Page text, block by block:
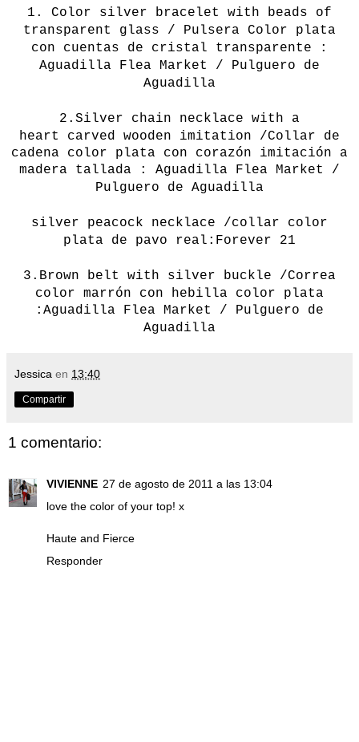
1. Color silver bracelet with beads of
transparent glass / Pulsera Color plata
con cuentas de cristal transparente :
Aguadilla Flea Market / Pulguero de
Aguadilla
2. Silver chain necklace
with a
heart
carved wooden
imitation /Collar de
cadena color plata con corazón imitación a
madera tallada : Aguadilla Flea Market /
Pulguero de Aguadilla
silver peacock necklace /collar color
plata de pavo real:Forever 21
3. Brown belt with silver
buckle /Correa
color marrón con hebilla color plata
: Aguadilla Flea Market / Pulguero de
Aguadilla
Jessica en 13:40
Compartir
1 comentario:
VIVIENNE 27 de agosto de 2011 a las 13:04
love the color of your top! x
Haute and Fierce
Responder